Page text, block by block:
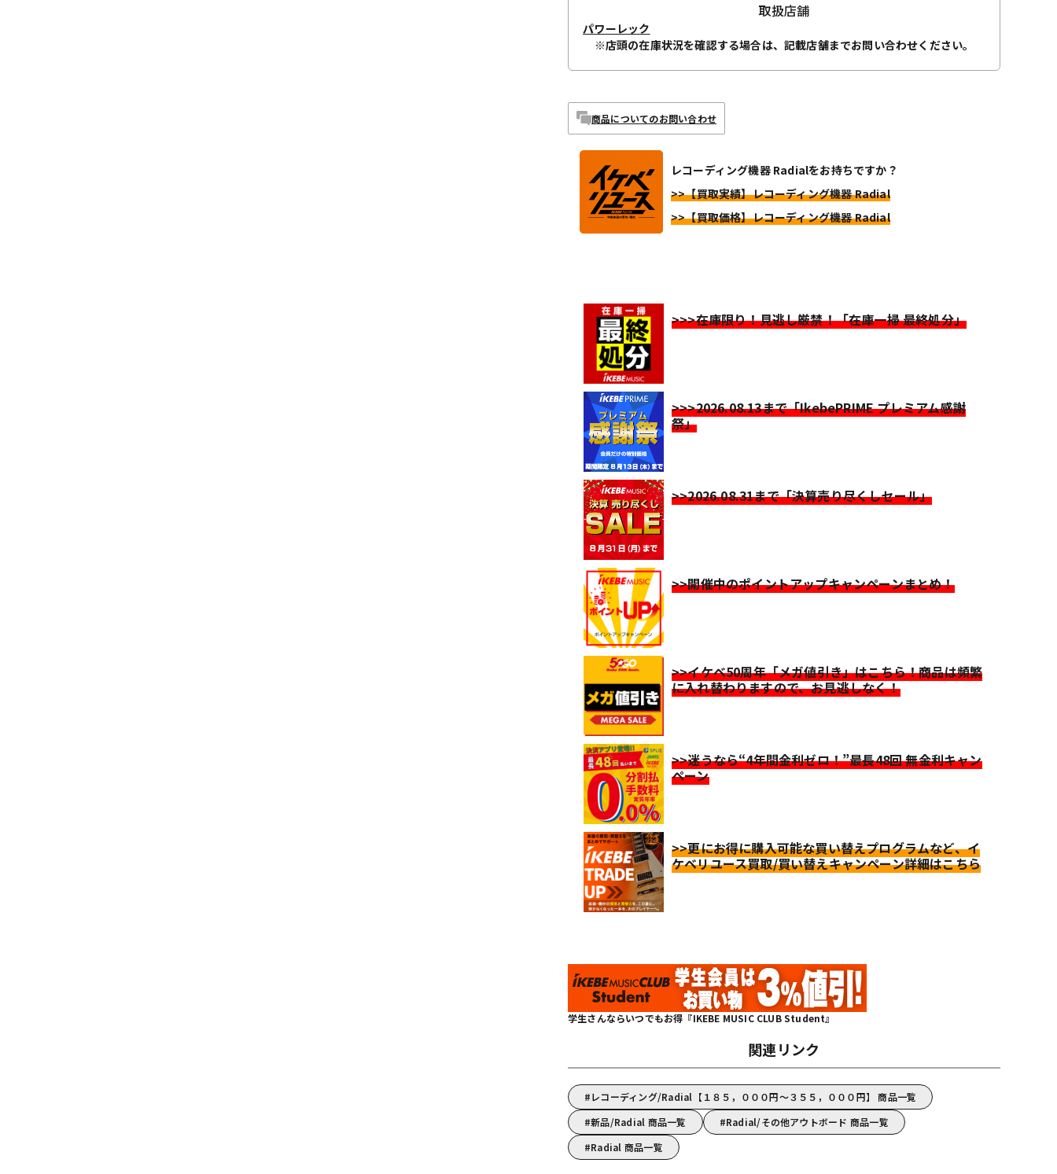
取扱店舗
パワーレック
※店頭の在庫状況を確認する場合は、記載店舗までお問い合わせください。
商品についてのお問い合わせ
レコーディング機器 Radialをお持ちですか？
>>【買取実績】レコーディング機器 Radial
>>【買取価格】レコーディング機器 Radial
>>>在庫限り！見逃し厳禁！「在庫一掃 最終処分」
>>>2026.08.13まで「IkebePRIME プレミアム感謝
祭」
>>2026.08.31まで「決算売り尽くしセール」
>>開催中のポイントアップキャンペーンまとめ！
>>イケベ50周年「メガ値引き」はこちら！商品は頻繁
に入れ替わりますので、お見逃しなく！
>>迷うなら“4年間金利ゼロ！”最長48回 無金利キャン
ペーン
>>更にお得に購入可能な買い替えプログラムなど、イ
ケベリユース買取/買い替えキャンペーン詳細はこちら
学生さんならいつでもお得『IKEBE MUSIC CLUB Student』
関連リンク
レコーディング/Radial【１８５，０００円～３５５，０００円】 商品一覧
新品/Radial 商品一覧
Radial/その他アウトボード 商品一覧
Radial 商品一覧